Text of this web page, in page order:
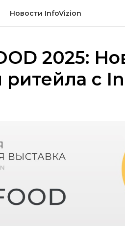
Новости InfoVizion
2025:
с